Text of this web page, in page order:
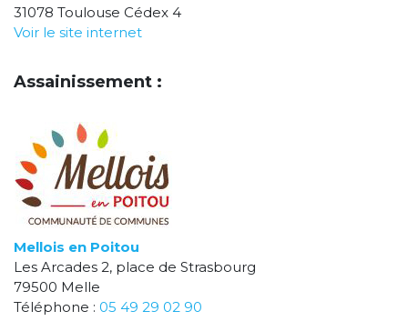
31078 Toulouse Cédex 4
Voir le site internet
Assainissement :
Mellois en Poitou
Les Arcades 2, place de Strasbourg
79500 Melle
Téléphone : 05 49 29 02 90